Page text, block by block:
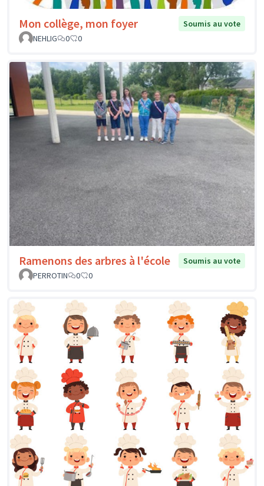
Mon collège, mon foyer
Soumis au vote
NEHLIG
0 0
Ramenons des arbres à l'école
Soumis au vote
PERROTIN
0 0